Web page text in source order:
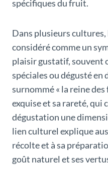
spécifiques du fruit.
Dans plusieurs
considéré comme un
plaisir gustatif, souvent
spéciales ou dégusté
surnommé « la reine
exquise et sa rareté, qui
dégustation une
lien culturel explique
récolte et à sa
goût naturel et ses